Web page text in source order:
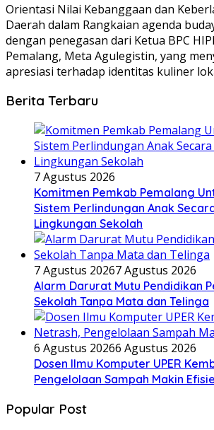
Orientasi Nilai Kebanggaan dan
Daerah dalam ​Rangkaian agenda
dengan penegasan dari Ketua BPC
Pemalang, Meta Agulegistin, yang
apresiasi terhadap identitas kuliner
Berita Terbaru
7 Agustus 2026
Komitmen Pemkab Pemalang
Sistem Perlindungan Anak
Lingkungan Sekolah
7 Agustus 20267 Agustus 2026
Alarm Darurat Mutu Pendidikan
Sekolah Tanpa Mata dan Telinga
6 Agustus 20266 Agustus 2026
Dosen Ilmu Komputer UPER
Pengelolaan Sampah Makin
Popular Post